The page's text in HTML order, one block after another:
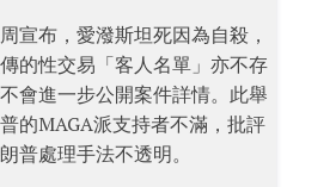
宣布，愛潑斯坦死因為自殺，
的性交易「客人名單」亦不存
會進一步公開案件詳情。此舉
的MAGA派支持者不滿，批評
普處理手法不透明。